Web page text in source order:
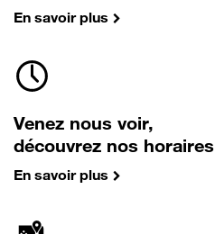
En savoir plus
Venez nous voir,
découvrez nos horaires
En savoir plus